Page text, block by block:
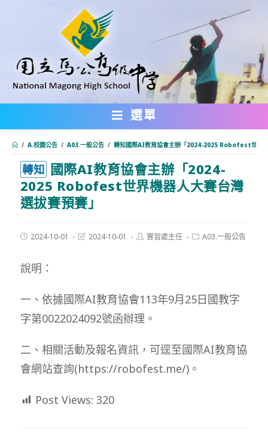
內
選單
/ A.校園公告 / A03.一般公告 / 轉知國際AI教育協會主辦「2024-2025 Robofest世界
轉知 國際AI教育協會主辦「2024-
2025 Robofest世界機器人大賽台灣
選拔賽預賽」
Post2024-10-01
Post2024-10-01
Post實習處主任
PostA03.一般公告
說明：
一、依據國際AI教育協會113年9月25日國教字
字第0022024092號函辦理。
二、相關活動及報名資訊，可逕至國際AI教育協
會網站查詢(https://robofest.me/)。
Post Views: 320